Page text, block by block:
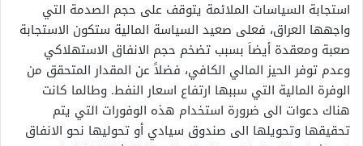
استجابة السياسات الملائمة يتوقف على حجم الصدمة التي
واجهها العراق، فعلى صعيد السياسة المالية ستكون الاستجابة
صعبة ومعقدة أيضاَ بسبب تضخم حجم الانفاق الاستهلاكي
وعدم توفر الحيز المالي الكافي، فضلاً عن المقدار المتحقق من
الوفرة المالية التي سببها ارتفاع اسعار النفط. وطالما كانت
هناك دعوات الى ضرورة استخدام هذه الوفورات التي يتم
تحقيقها وتحويلها الى صندوق سيادي أو تحوليها نحو الانفاق